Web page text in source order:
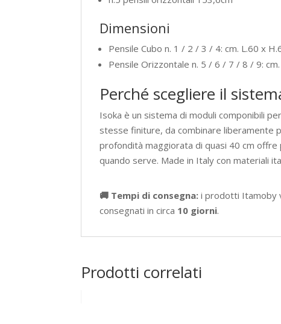
Dimensioni
Pensile Cubo n. 1 / 2 / 3 / 4: cm. L.60 x
Pensile Orizzontale n. 5 / 6 / 7 / 8 / 9:
Perché scegliere il
Isoka è un sistema di moduli componibili
stesse finiture, da combinare liberamente
profondità maggiorata di quasi 40 cm
quando serve. Made in Italy con materiali
🚚 Tempi di consegna: i prodotti Itamoby
consegnati in circa 10 giorni.
Prodotti correlati